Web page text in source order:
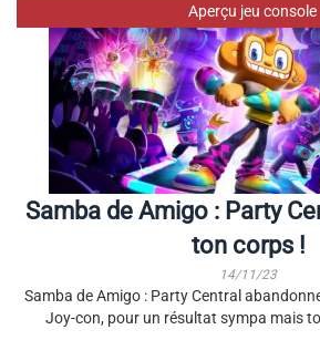
Aperçu jeu console
Samba de Amigo : Party
ton corps !
14/11/23
Samba de Amigo : Party Central
Joy-con, pour un résultat sympa mais